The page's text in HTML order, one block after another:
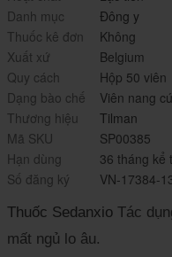
Danh mục
Đông y
Thuốc kê đơn
Không
Xuất xứ
Belgium
Quy cách
Hộp 50 viên
Dạng bào chế
Viên nang
Thương hiệu
Tilman
Mã SKU
SP00385
Hạn dùng
36 tháng kể
Số đăng ký
VN-17384-
Thuốc Sedanxio Tác
mất ngủ lo âu.